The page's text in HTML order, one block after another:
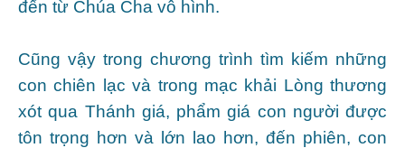
đến từ Chúa Cha vô hình.
Cũng vậy trong chương trình tìm kiếm những
con chiên lạc và trong mạc khải Lòng thương
xót qua Thánh giá, phẩm giá con người được
tôn trọng hơn và lớn lao hơn, đến phiên, con